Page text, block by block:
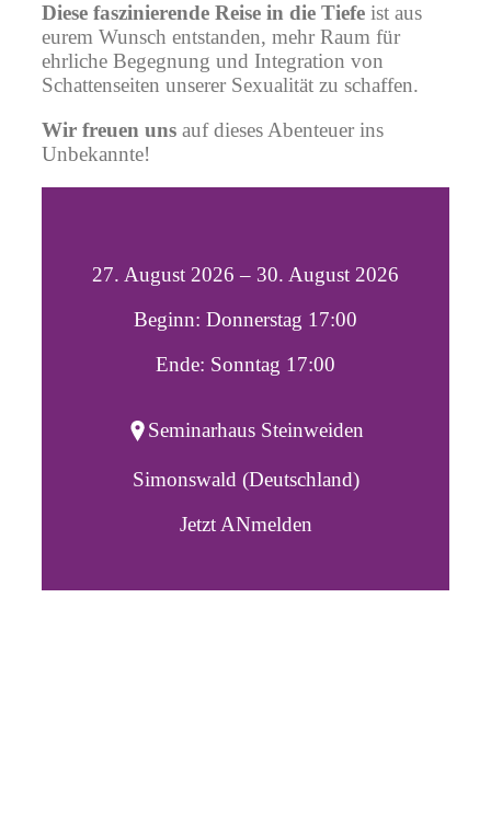
Diese faszinierende Reise in die Tiefe ist aus
eurem Wunsch entstanden, mehr Raum für
ehrliche Begegnung und Integration von
Schattenseiten unserer Sexualität zu schaffen.
Wir freuen uns auf dieses Abenteuer ins
Unbekannte!
27. August 2026 – 30. August 2026
Beginn: Donnerstag 17:00
Ende: Sonntag 17:00
Seminarhaus Steinweiden
Simonswald (Deutschland)
Jetzt ANmelden